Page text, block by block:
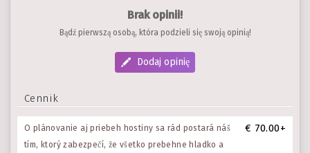
Brak opinii!
Bądź pierwszą osobą, która podzieli się swoją opinią!
Dodaj opinię
Cennik
O plánovanie aj priebeh hostiny sa rád postará náš
tím, ktorý zabezpečí, že všetko prebehne hladko a
€ 70.00+